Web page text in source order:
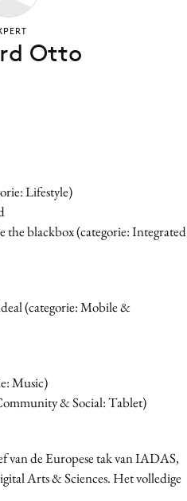
Lifestyle)
the blackbox (categorie: Integrated
(categorie: Mobile &
Music)
& Social: Tablet)
van de Europese tak van IADAS,
Arts & Sciences. Het volledige
Otto